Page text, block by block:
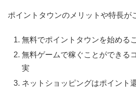
ポイントタウンのメリットや特長が
無料でポイントタウンを始める
無料ゲームで稼ぐことができる
実
ネットショッピングはポイント